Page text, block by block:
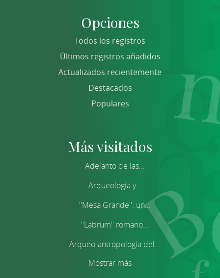
Opciones
Todos los registros
Últimos registros añadidos
Actualizados recientemente
Destacados
Populares
Más visitados
Adelanto de las...
Arqueología y...
''Mesa Grande'': un...
''Labrum'' romano...
Arqueo-antropología del...
Mostrar más